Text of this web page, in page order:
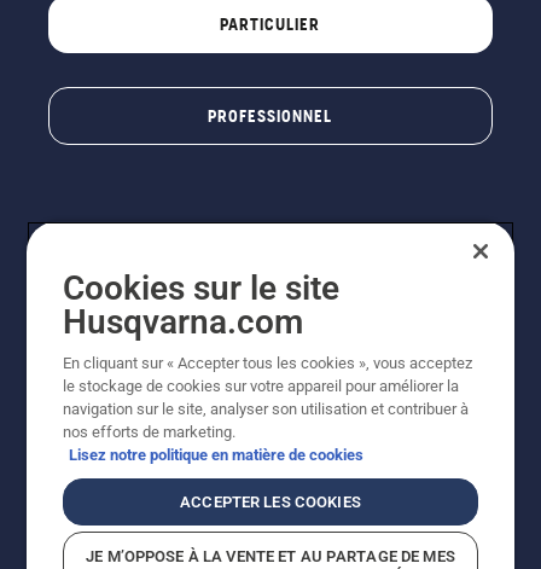
PARTICULIER
PROFESSIONNEL
© Husqvarna AB (publ). Tous droits réservés. Les prix
indiqués sont à titre indicatif de Husqvarna Schweiz AG
aux revendeurs participants, prix en CHF, TVA 8,1 % et
TAR incluses. Sous réserve de modification. Tous les
prix indiqués sont des prix de vente recommandés (TVA
incluse), sauf si le produit est disponible pour un achat
Politique relative aux cookiesConditions d'utilisation
Avis de confidentialitéImpressionCGVL Shop en ligne
Cookies sur le site
Husqvarna.com
En cliquant sur « Accepter tous les cookies », vous acceptez
le stockage de cookies sur votre appareil pour améliorer la
navigation sur le site, analyser son utilisation et contribuer à
nos efforts de marketing.
Lisez notre politique en matière de cookies
ACCEPTER LES COOKIES
JE M’OPPOSE À LA VENTE ET AU PARTAGE DE MES